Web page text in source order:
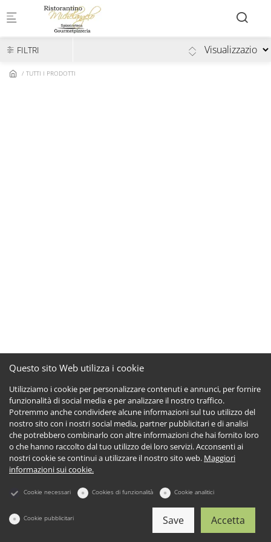
Skip to main content
FILTRI
TUTTI I PRODOTTI
Questo sito Web utilizza i cookie
Utilizziamo i cookie per personalizzare contenuti e annunci, per fornire
funzionalità di social media e per analizzare il nostro traffico.
Potremmo anche condividere alcune informazioni sul tuo utilizzo del
nostro sito con i nostri social media, partner pubblicitari e di analisi
che potrebbero combinarlo con altre informazioni che hai fornito loro
o che hanno raccolto dal tuo utilizzo dei loro servizi. Acconsenti ai
nostri cookie se continui a utilizzare il nostro sito web. Maggiori
informazioni sui cookie.
Cookie necessari Cookies di funzionalità Cookie analitici
Cookie pubblicitari Accetta
Save